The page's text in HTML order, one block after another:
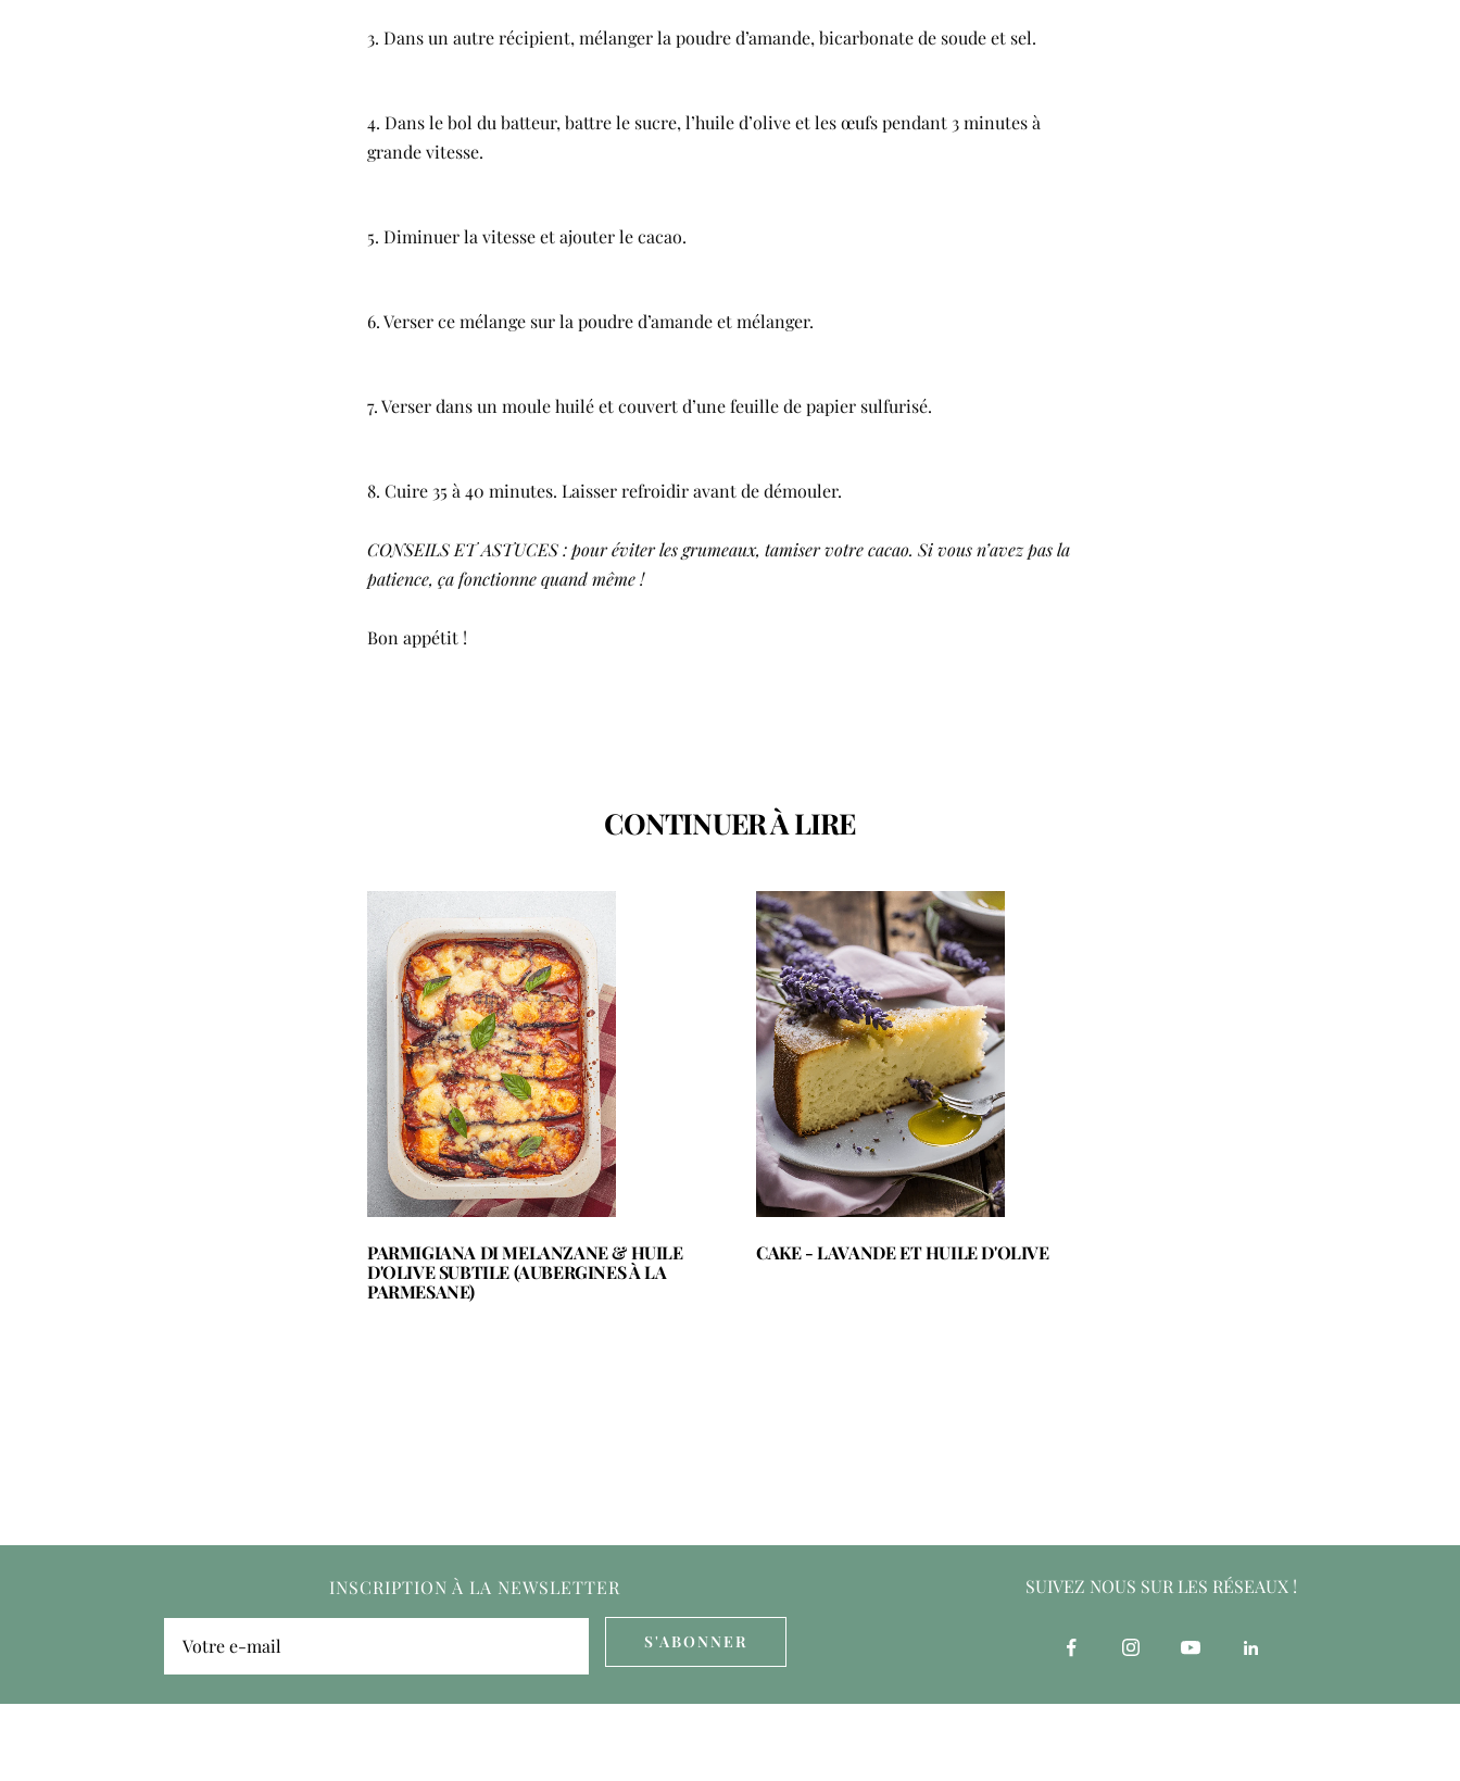
3. Dans un autre récipient, mélanger la poudre d’amande, bicarbonate de soude et sel.
4. Dans le bol du batteur, battre le sucre, l’huile d’olive et les œufs pendant 3 minutes à
grande vitesse.
5. Diminuer la vitesse et ajouter le cacao.
6. Verser ce mélange sur la poudre d’amande et mélanger.
7. Verser dans un moule huilé et couvert d’une feuille de papier sulfurisé.
8. Cuire 35 à 40 minutes. Laisser refroidir avant de démouler.
CONSEILS ET ASTUCES : pour éviter les grumeaux, tamiser votre cacao. Si vous n’avez pas la
patience, ça fonctionne quand même !
Bon appétit !
CONTINUER À LIRE
PARMIGIANA DI MELANZANE & HUILE
D'OLIVE SUBTILE (AUBERGINES À LA
PARMESANE)
CAKE - LAVANDE ET HUILE D'OLIVE
INSCRIPTION À LA NEWSLETTER
Votre e-mail S'ABONNER
SUIVEZ NOUS SUR LES RÉSEAUX !